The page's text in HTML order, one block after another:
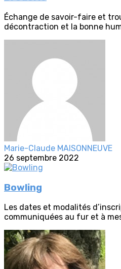
Échange de savoir-faire et
décontraction et la bonne
Marie-Claude MAISONNEUVE
26 septembre 2022
Bowling
Les dates et modalités
communiquées au fur et à